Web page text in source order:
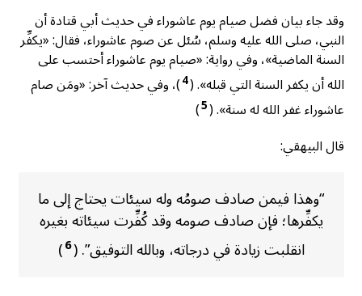
وقد جاء بيان فضل صيام يوم عاشوراء في حديث أبي قتادة أن
النبي، صلى الله عليه وسلم، سُئل عن صوم عاشوراء، فقال: «يكفِّر
السنة الماضية»، وفي رواية: «صيام يوم عاشوراء أحتسب على
الله أن يكفر السنة التي قبله». (4)، وفي حديث آخر: «ومَن صام
عاشوراء غفر الله له سنة». (5
)
قال البيهقي:
“وهذا فيمن صادف صومُه وله سيئات يحتاج إلى ما
يكفِّرها؛ فإن صادف صومه وقد كُفِّرت سيئاته بغيره
انقلبت زيادة في درجاته، وبالله التوفيق”. (6
)